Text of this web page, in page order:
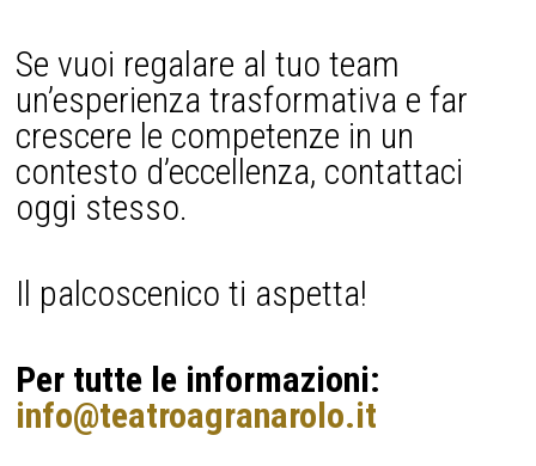
Se vuoi regalare al tuo team
un’esperienza trasformativa e far
crescere le competenze in un
contesto d’eccellenza, contattaci
oggi stesso.
Il palcoscenico ti aspetta!
Per tutte le informazioni:
info@teatroagranarolo.it